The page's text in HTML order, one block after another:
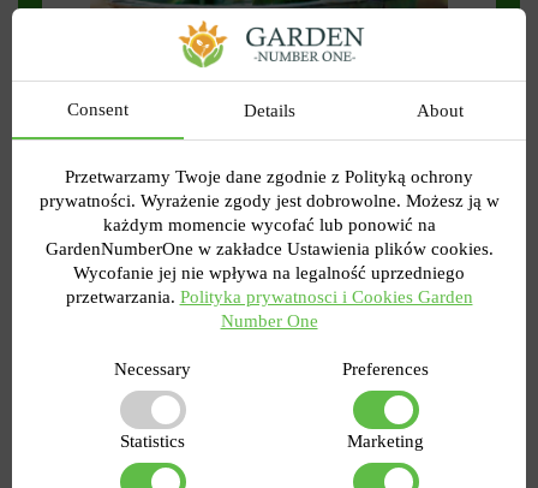
Czy można uprawiać ogórki w wiadrze?
Oczywiście! Ta metoda jest naprawdę
interesująca, kreatywna i praktyczna.
Wykorzystuje się także do uprawy warzyw czy
wiadra są nie tylko mocne i trwałe, ale także
mogą nadać miejscu industrialny urok. Jeśli
podoba Ci się taka perspektywa, nawet się nie
wahaj.
Consent Details About
Przetwarzamy Twoje dane zgodnie z Polityką ochrony
prywatności. Wyrażenie zgody jest dobrowolne. Możesz ją w
każdym momencie wycofać lub ponowić na
GardenNumberOne w zakładce Ustawienia plików cookies.
Wycofanie jej nie wpływa na legalność uprzedniego
przetwarzania. Polityka prywatnosci i Cookies Garden
Number One
Necessary Preferences
Statistics Marketing